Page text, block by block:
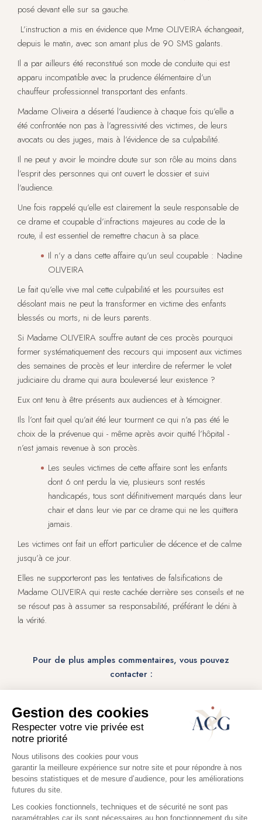
posé devant elle sur sa gauche.
L’instruction a mis en évidence que Mme OLIVEIRA échangeait,
depuis le matin, avec son amant plus de 90 SMS galants.
Il a par ailleurs été reconstitué son mode de conduite qui est
apparu incompatible avec la prudence élémentaire d’un
chauffeur professionnel transportant des enfants.
Madame Oliveira a déserté l’audience à chaque fois qu’elle a
été confrontée non pas à l’agressivité des victimes, de leurs
avocats ou des juges, mais à l’évidence de sa culpabilité.
Il ne peut y avoir le moindre doute sur son rôle au moins dans
l’esprit des personnes qui ont ouvert le dossier et suivi
l’audience.
Une fois rappelé qu’elle est clairement la seule responsable de
ce drame et coupable d’infractions majeures au code de la
route, il est essentiel de remettre chacun à sa place.
Il n’y a dans cette affaire qu’un seul coupable : Nadine
OLIVEIRA
Le fait qu’elle vive mal cette culpabilité et les poursuites est
désolant mais ne peut la transformer en victime des enfants
blessés ou morts, ni de leurs parents.
Si Madame OLIVEIRA souffre autant de ces procès pourquoi
former systématiquement des recours qui imposent aux victimes
des semaines de procès et leur interdire de refermer le volet
judiciaire du drame qui aura bouleversé leur existence ?
Eux ont tenu à être présents aux audiences et à témoigner.
Ils l’ont fait quel qu’ait été leur tourment ce qui n’a pas été le
choix de la prévenue qui - même après avoir quitté l’hôpital -
n’est jamais revenue à son procès.
Les seules victimes de cette affaire sont les enfants
dont 6 ont perdu la vie, plusieurs sont restés
handicapés, tous sont définitivement marqués dans leur
chair et dans leur vie par ce drame qui ne les quittera
jamais.
Les victimes ont fait un effort particulier de décence et de calme
jusqu’à ce jour.
Elles ne supporteront pas les tentatives de falsifications de
Madame OLIVEIRA qui reste cachée derrière ses conseils et ne
se résout pas à assumer sa responsabilité, préférant le déni à
la vérité.
Pour de plus amples commentaires, vous pouvez
contacter :
Luc souque au 0659552032
Stephan Mathieu au 0677007155
Bresteau Nassera au 0668776092